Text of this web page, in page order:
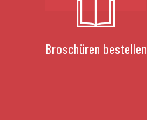
Broschüren bestellen